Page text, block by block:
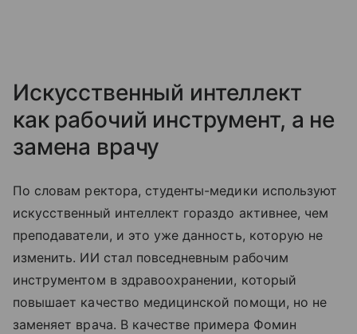
Искусственный интеллект
как рабочий инструмент, а не
замена врачу
По словам ректора, студенты-медики используют
искусственный интеллект гораздо активнее, чем
преподаватели, и это уже данность, которую не
изменить. ИИ стал повседневным рабочим
инструментом в здравоохранении, который
повышает качество медицинской помощи, но не
заменяет врача. В качестве примера Фомин